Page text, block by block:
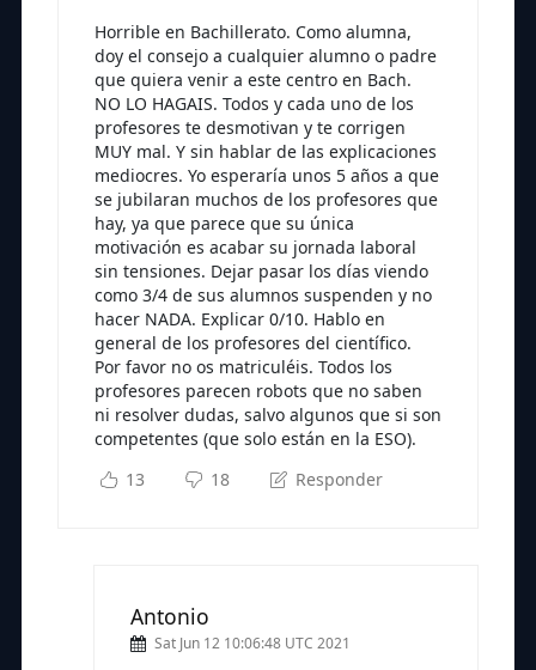
Horrible en Bachillerato. Como alumna,
doy el consejo a cualquier alumno o padre
que quiera venir a este centro en Bach.
NO LO HAGAIS. Todos y cada uno de los
profesores te desmotivan y te corrigen
MUY mal. Y sin hablar de las explicaciones
mediocres. Yo esperaría unos 5 años a que
se jubilaran muchos de los profesores que
hay, ya que parece que su única
motivación es acabar su jornada laboral
sin tensiones. Dejar pasar los días viendo
como 3/4 de sus alumnos suspenden y no
hacer NADA. Explicar 0/10. Hablo en
general de los profesores del científico.
Por favor no os matriculéis. Todos los
profesores parecen robots que no saben
ni resolver dudas, salvo algunos que si son
competentes (que solo están en la ESO).
13
18 Responder
Antonio
Sat Jun 12 10:06:48 UTC 2021